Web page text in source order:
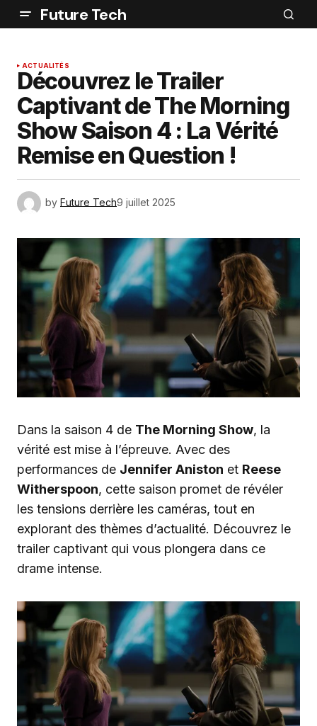
Future Tech
ACTUALITÉS
Découvrez le Trailer
Captivant de The Morning
Show Saison 4 : La Vérité
Remise en Question !
by Future Tech9 juillet 2025
Dans la saison 4 de The Morning Show, la
vérité est mise à l’épreuve. Avec des
performances de Jennifer Aniston et Reese
Witherspoon, cette saison promet de révéler
les tensions derrière les caméras, tout en
explorant des thèmes d’actualité. Découvrez le
trailer captivant qui vous plongera dans ce
drame intense.